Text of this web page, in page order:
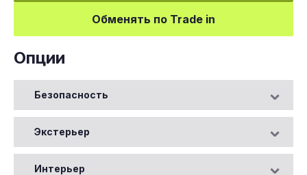
Обменять по Trade in
Опции
Безопасность
Экстерьер
Интерьер